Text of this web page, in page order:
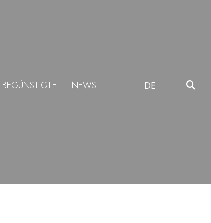
BEGÜNSTIGTE NEWS DE